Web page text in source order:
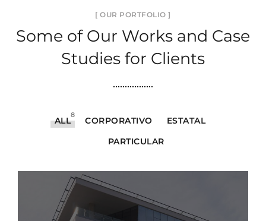
[ OUR PORTFOLIO ]
Some of Our Works and Case
Studies for Clients
ALL
8
CORPORATIVO
ESTATAL
PARTICULAR